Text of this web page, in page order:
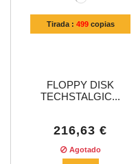
Tirada : 499copias
FLOPPY DISK
TECHSTALGIC...
216,63 €
Agotado